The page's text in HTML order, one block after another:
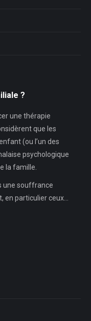
?
une thérapie
que les
(ou l’un des
psychologique
la famille.
une souffrance
particulier ceux…